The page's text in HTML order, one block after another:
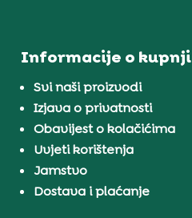
Informacije o kupnji
Svi naši proizvodi
Izjava o privatnosti
Obavijest o kolačićima
Uvjeti korištenja
Jamstvo
Dostava i plaćanje